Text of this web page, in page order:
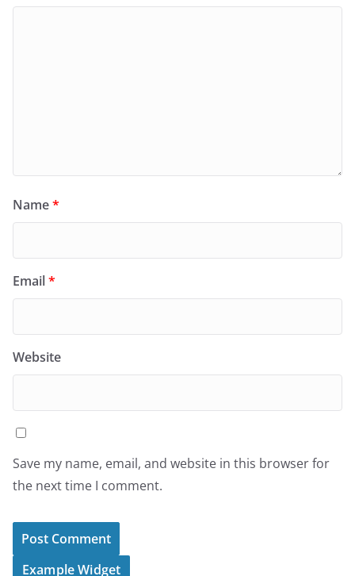
Name*
Email*
Website
Save my name, email, and website in this browser for
the next time I comment.
Example Widget